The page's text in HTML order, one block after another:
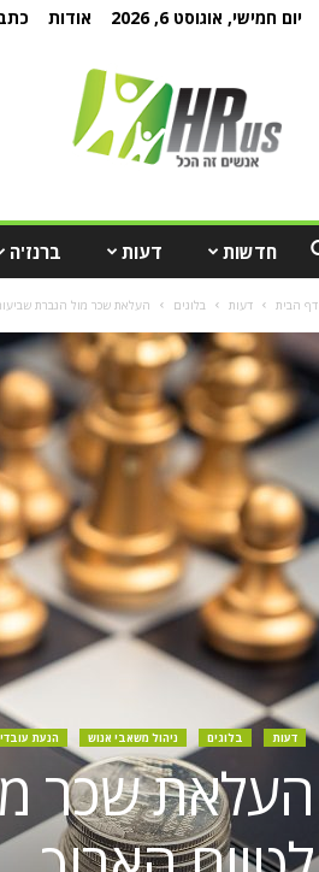
יום חמישי, אוגוסט 6, 2026 אודות
חדשות דעות ברנז'ה
דף הבית דעות בלוגים העלאת שכר מול הגברת
דעות בלוגים ניהול משאבי אנוש הנעת
העלאת שכר